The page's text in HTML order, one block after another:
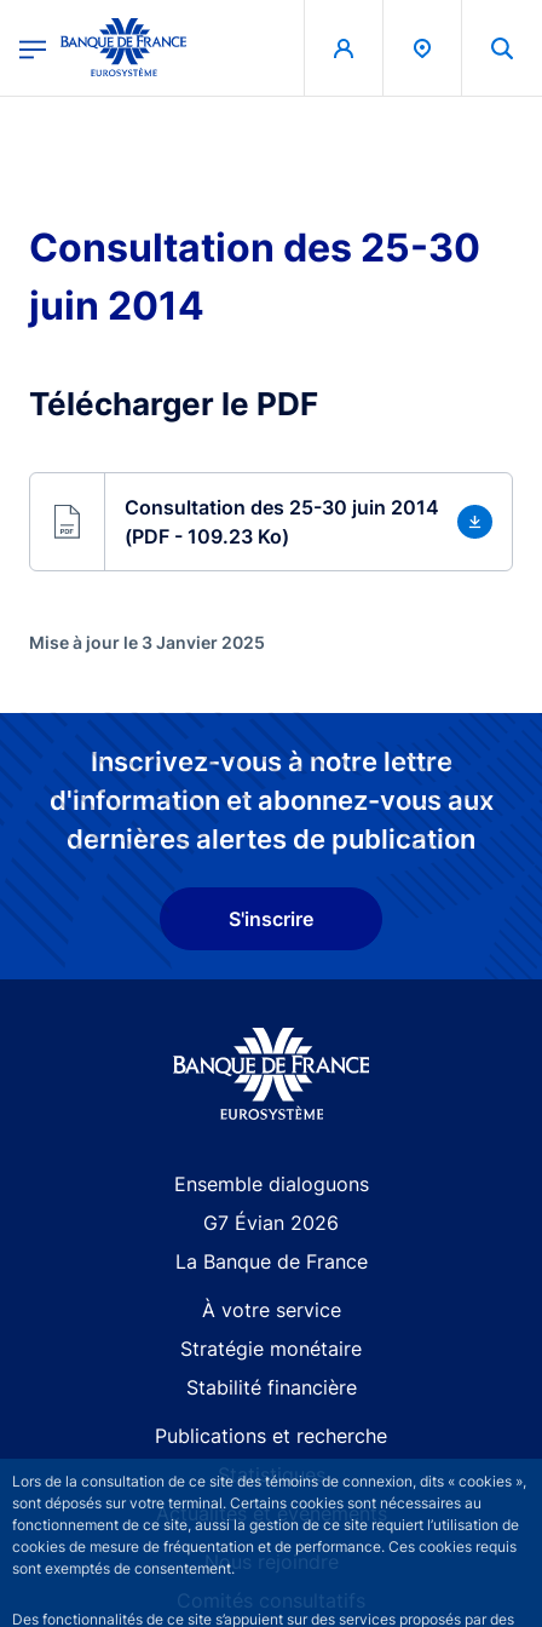
Lors de la consultation de ce site des témoins de connexion, dits « cookies »,
sont déposés sur votre terminal. Certains cookies sont nécessaires au
fonctionnement de ce site, aussi la gestion de ce site requiert l’utilisation de
cookies de mesure de fréquentation et de performance. Ces cookies requis
sont exemptés de consentement.
Des fonctionnalités de ce site s’appuient sur des services proposés par des
Banque de France - Menu Principal
Consultation des 25-30
juin 2014
Télécharger le PDF
Consultation des 25-30 juin 2014
(PDF - 109.23 Ko)
Mise à jour le 3 Janvier 2025
Inscrivez-vous à notre lettre
d'information et abonnez-vous aux
dernières alertes de publication
S'inscrire
Ensemble dialoguons
G7 Évian 2026
La Banque de France
À votre service
Stratégie monétaire
Stabilité financière
Publications et recherche
Statistiques
Actualités et événements
Nous rejoindre
Comités consultatifs